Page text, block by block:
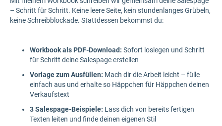
– Schritt für Schritt. Keine leere Seite, kein stundenlanges Grübeln,
keine Schreibblockade. Stattdessen bekommst du:
Workbook als PDF-Download: Sofort loslegen und Schritt
für Schritt deine Salespage erstellen
Vorlage zum Ausfüllen: Mach dir die Arbeit leicht – fülle
einfach aus und erhalte so Häppchen für Häppchen deinen
Verkaufstext
3 Salespage-Beispiele: Lass dich von bereits fertigen
Texten leiten und finde deinen eigenen Stil